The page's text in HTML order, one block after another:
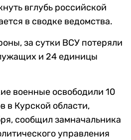
вглубь российской
в сводке ведомства.
за сутки ВСУ потеряли
и 24 единицы
военные освободили 10
в Курской области,
сообщил замначальника
управления